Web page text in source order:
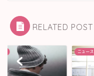
RELATED POST
ニュース